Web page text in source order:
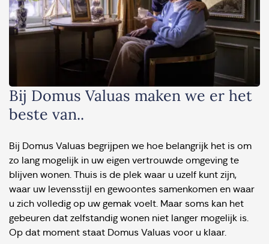
Bij Domus Valuas maken we er het
beste van..
Bij Domus Valuas begrijpen we hoe belangrijk het is om
zo lang mogelijk in uw eigen vertrouwde omgeving te
blijven wonen. Thuis is de plek waar u uzelf kunt zijn,
waar uw levensstijl en gewoontes samenkomen en waar
u zich volledig op uw gemak voelt. Maar soms kan het
gebeuren dat zelfstandig wonen niet langer mogelijk is.
Op dat moment staat Domus Valuas voor u klaar.